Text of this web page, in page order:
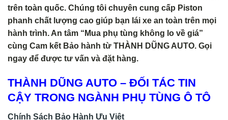
trên toàn quốc. Chúng tôi chuyên cung cấp Piston
phanh chất lượng cao giúp bạn lái xe an toàn trên mọi
hành trình. An tâm “Mua phụ tùng không lo về giá”
cùng Cam kết Bảo hành từ THÀNH DŨNG AUTO. Gọi
ngay để được tư vấn và đặt hàng.
THÀNH DŨNG AUTO – ĐỐI TÁC TIN
CẬY TRONG NGÀNH PHỤ TÙNG Ô TÔ
Chính Sách Bảo Hành Ưu Việt